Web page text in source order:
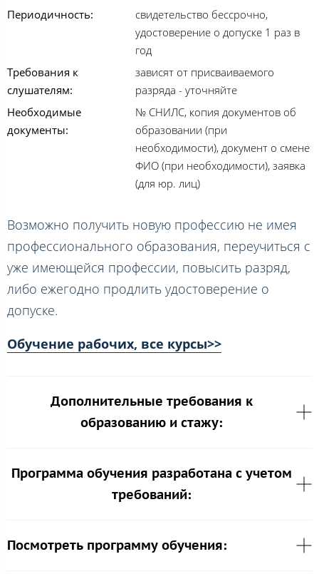
Периодичность:
свидетельство бессрочно,
удостоверение о допуске 1 раз в
год
Требования к
слушателям:
зависят от присваиваемого
разряда - уточняйте
Необходимые
документы:
№ СНИЛС, копия документов об
образовании (при
необходимости), документ о смене
ФИО (при необходимости), заявка
(для юр. лиц)
Возможно получить новую профессию не имея
профессионального образования, переучиться с
уже имеющейся профессии, повысить разряд,
либо ежегодно продлить удостоверение о
допуске.
Обучение рабочих, все курсы>>
Дополнительные требования к
образованию и стажу:
Программа обучения разработана с учетом
требований:
Посмотреть программу обучения: